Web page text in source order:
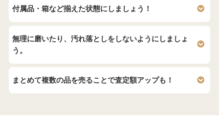
付属品・箱など揃えた状態にしましょう！
無理に磨いたり、汚れ落としをしないようにしましょ
う。
まとめて複数の品を売ることで査定額アップも！